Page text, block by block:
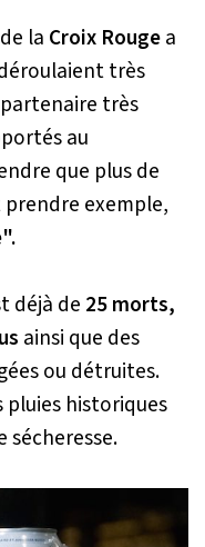
la Croix Rougea
très
très
au
que plus de
exemple,
déjà de 25 morts,
ainsi que des
ou détruites.
historiques
sécheresse.